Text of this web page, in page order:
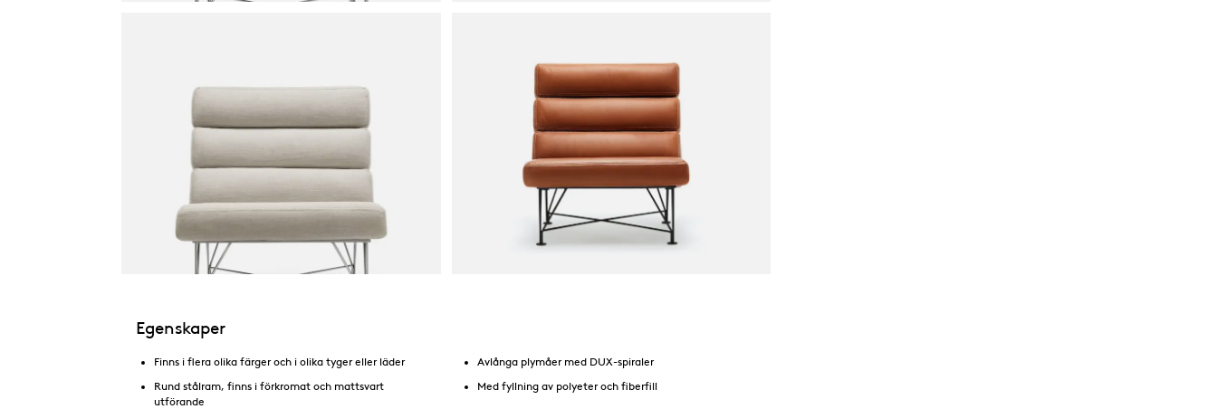
Egenskaper
Finns i flera olika färger och i olika tyger eller läder
Rund stålram, finns i förkromat och mattsvart
utförande
Avlånga plymåer med DUX-spiraler
Med fyllning av polyeter och fiberfill